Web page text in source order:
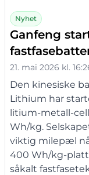
Nyhet
Ganfeng
21. mai 2026 kl.
Den kinesiske
Lithium har
litium-metall-
Wh/kg.
viktig milepæl
400 Wh/kg-
såkalt